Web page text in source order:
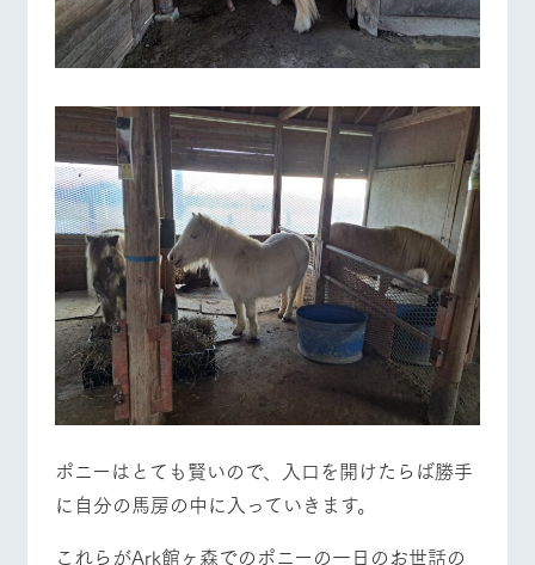
ポニーはとても賢いので、入口を開けたらば勝手
に自分の馬房の中に入っていきます。
これらがArk館ヶ森でのポニーの一日のお世話の